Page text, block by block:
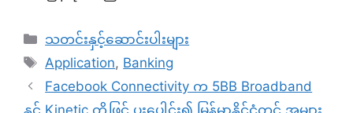
Categories
သတင်းနှင့်ဆောင်းပါးများ
Tags
Application, Banking
Facebook Connectivity က 5BB Broadband
နှင့် Kinetic တို့ဖြင့် ပူးပေါင်း၍ မြန်မာနိုင်ငံတွင် အများ